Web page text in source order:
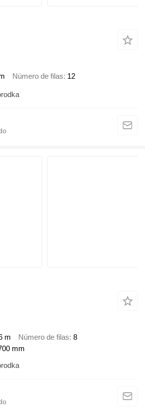
Número de filas 12
m Número de filas 8
mm